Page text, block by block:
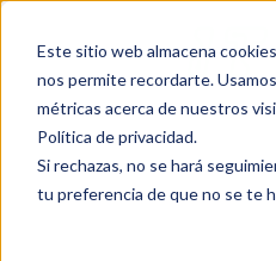
Este sitio web almacena
nos permite recordarte.
métricas acerca de nuestros
Política de privacidad.
Si rechazas, no se hará
tu preferencia de que no se te